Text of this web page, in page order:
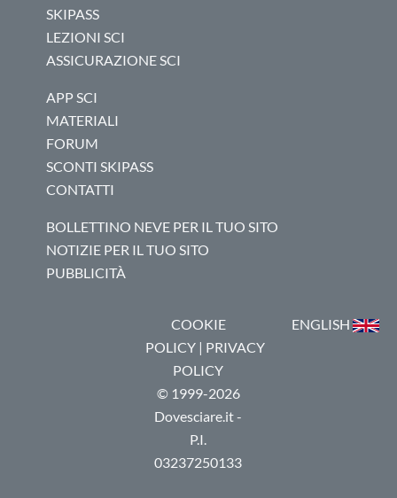
SKIPASS
LEZIONI SCI
ASSICURAZIONE SCI
APP SCI
MATERIALI
FORUM
SCONTI SKIPASS
CONTATTI
BOLLETTINO NEVE PER IL TUO SITO
NOTIZIE PER IL TUO SITO
PUBBLICITÀ
COOKIE
POLICY| PRIVACY
POLICY
© 1999-2026
Dovesciare.it -
P.I.
03237250133
ENGLISH